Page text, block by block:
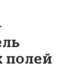
полей